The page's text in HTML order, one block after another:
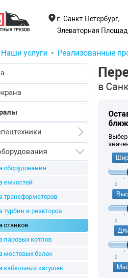
г. Санкт-Петербург,
Элеваторная
Наши услуги Реализованные
в
0
0
0
спецтехники
экскаваторов
дробилки
буровых
оборудования
емкостей
трансформаторов
турбин и реакторов
станков
паровых котлов
мостовых балок
кабельных катушек